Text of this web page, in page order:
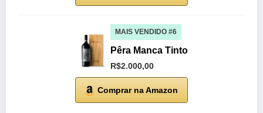
MAIS VENDIDO #6
Pêra Manca Tinto
R$2.000,00
Comprar na Amazon